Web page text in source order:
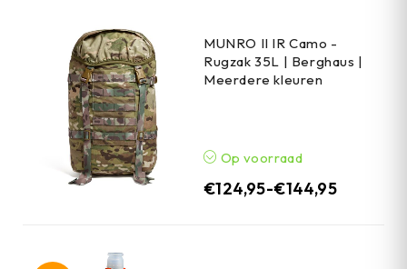
MUNRO II IR Camo -
Rugzak 35L | Berghaus |
Meerdere kleuren
Op voorraad
€124,95-€144,95